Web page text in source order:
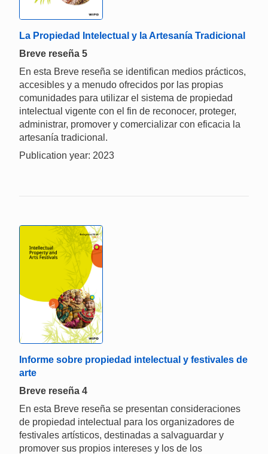
La Propiedad Intelectual y la Artesanía Tradicional
Breve reseña 5
En esta Breve reseña se identifican medios prácticos,
accesibles y a menudo ofrecidos por las propias
comunidades para utilizar el sistema de propiedad
intelectual vigente con el fin de reconocer, proteger,
administrar, promover y comercializar con eficacia la
artesanía tradicional.
Publication year: 2023
Informe sobre propiedad intelectual y festivales de
arte
Breve reseña 4
En esta Breve reseña se presentan consideraciones
de propiedad intelectual para los organizadores de
festivales artísticos, destinadas a salvaguardar y
promover sus propios intereses y los de los